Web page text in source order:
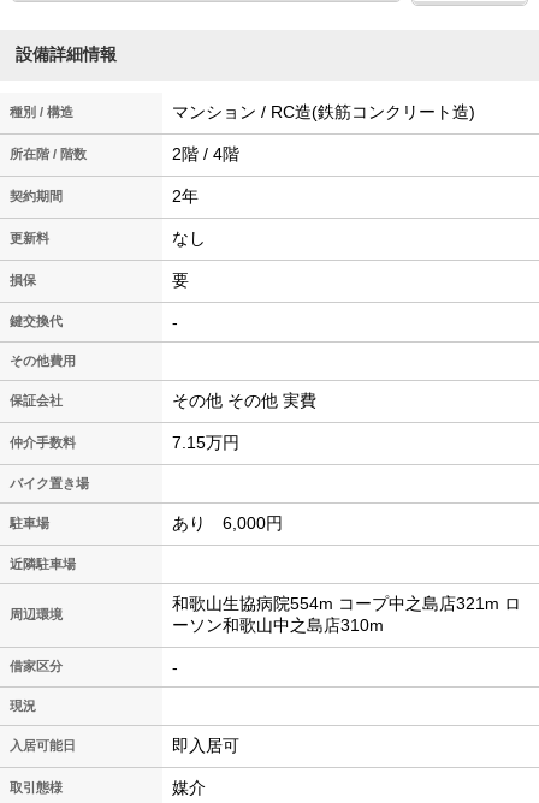
設備詳細情報
種別 / 構造 マンション / RC造(鉄筋コンクリート造)
所在階 / 階数 2階 / 4階
契約期間 2年
更新料 なし
損保 要
鍵交換代 -
その他費用
保証会社 その他 その他 実費
仲介手数料 7.15万円
バイク置き場
駐車場 あり 6,000円
近隣駐車場
周辺環境
和歌山生協病院554m コープ中之島店321m ロ
ーソン和歌山中之島店310m
借家区分 -
現況
入居可能日 即入居可
取引態様 媒介